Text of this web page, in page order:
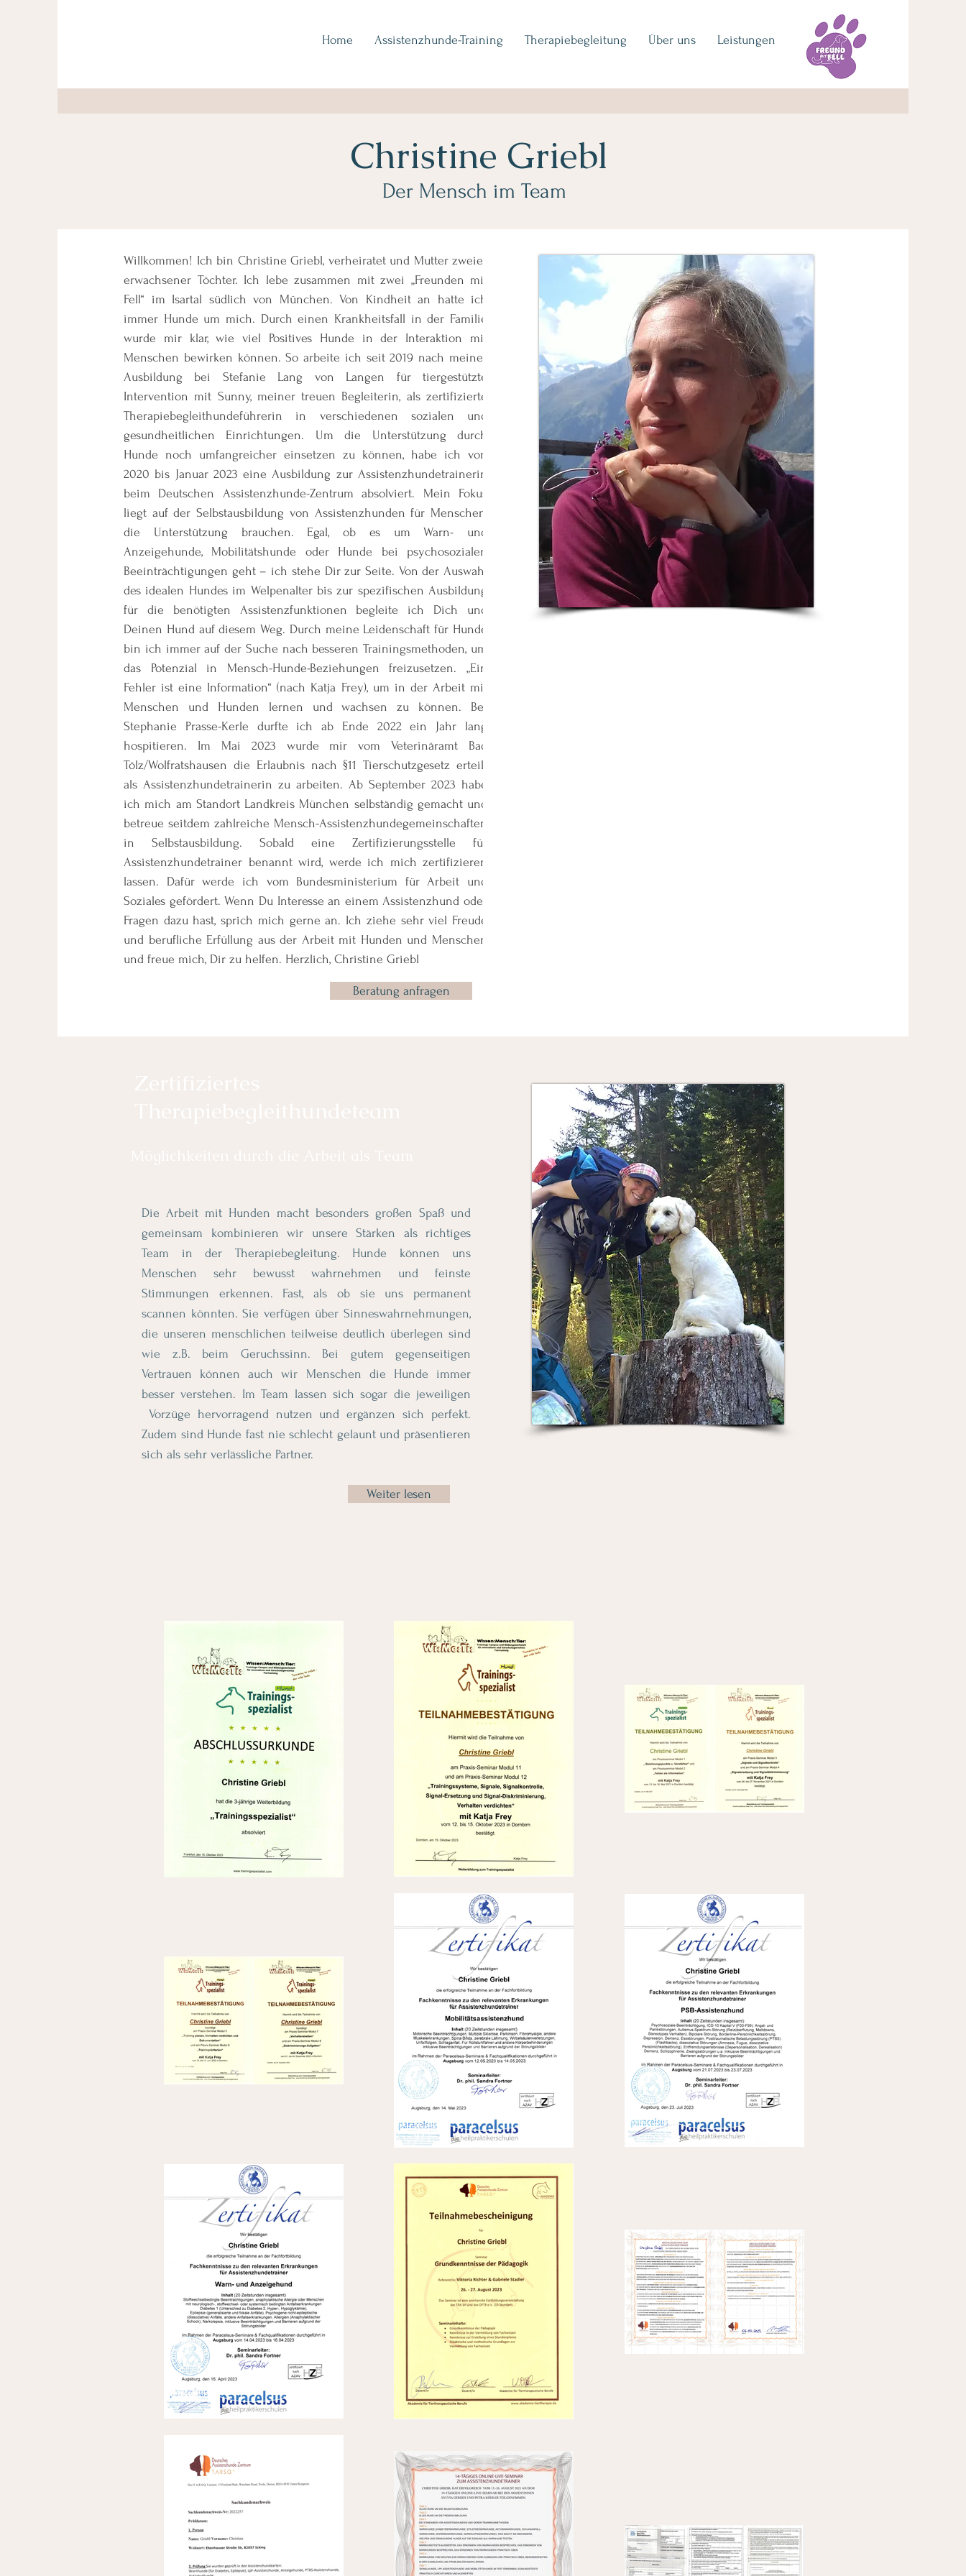
Home Assistenzhunde-Training Therapiebegleitung Über uns Leistungen
Christine Griebl
Der Mensch im Team
Willkommen! Ich bin Christine Griebl, verheiratet und Mutter zweier
erwachsener Töchter. Ich lebe zusammen mit zwei „Freunden mit
Fell“ im Isartal südlich von München. Von Kindheit an hatte ich
immer Hunde um mich. Durch einen Krankheitsfall in der Familie
wurde mir klar, wie viel Positives Hunde in der Interaktion mit
Menschen bewirken können. So arbeite ich seit 2019 nach meiner
Ausbildung bei Stefanie Lang von Langen für tiergestützte
Intervention mit Sunny, meiner treuen Begleiterin, als zertifizierte
Therapiebegleithundeführerin in verschiedenen sozialen und
gesundheitlichen Einrichtungen. Um die Unterstützung durch
Hunde noch umfangreicher einsetzen zu können, habe ich von
2020 bis Januar 2023 eine Ausbildung zur Assistenzhundetrainerin
beim Deutschen Assistenzhunde-Zentrum absolviert. Mein Fokus
liegt auf der Selbstausbildung von Assistenzhunden für Menschen,
die Unterstützung brauchen. Egal, ob es um Warn- und
Anzeigehunde, Mobilitätshunde oder Hunde bei psychosozialen
Beeinträchtigungen geht – ich stehe Dir zur Seite. Von der Auswahl
des idealen Hundes im Welpenalter bis zur spezifischen Ausbildung
für die benötigten Assistenzfunktionen begleite ich Dich und
Deinen Hund auf diesem Weg. Durch meine Leidenschaft für Hunde
bin ich immer auf der Suche nach besseren Trainingsmethoden, um
das Potenzial in Mensch-Hunde-Beziehungen freizusetzen. „Ein
Fehler ist eine Information“ (nach Katja Frey), um in der Arbeit mit
Menschen und Hunden lernen und wachsen zu können. Bei
Stephanie Prasse-Kerle durfte ich ab Ende 2022 ein Jahr lang
hospitieren. Im Mai 2023 wurde mir vom Veterinäramt Bad
Tölz/Wolfratshausen die Erlaubnis nach §11 Tierschutzgesetz erteilt
als Assistenzhundetrainerin zu arbeiten. Ab September 2023 habe
ich mich am Standort Landkreis München selbständig gemacht und
betreue seitdem zahlreiche Mensch-Assistenzhundegemeinschaften
in Selbstausbildung. Sobald eine Zertifizierungsstelle für
Assistenzhundetrainer benannt wird, werde ich mich zertifizieren
lassen. Dafür werde ich vom Bundesministerium für Arbeit und
Soziales gefördert. Wenn Du Interesse an einem Assistenzhund oder
Fragen dazu hast, sprich mich gerne an. Ich ziehe sehr viel Freude
und berufliche Erfüllung aus der Arbeit mit Hunden und Menschen
und freue mich, Dir zu helfen. Herzlich, Christine Griebl
Beratung anfragen
Die Arbeit mit Hunden macht besonders großen Spaß und
gemeinsam kombinieren wir unsere Stärken als richtiges
Team in der Therapiebegleitung. Hunde können uns
Menschen sehr bewusst wahrnehmen und feinste
Stimmungen erkennen. Fast, als ob sie uns permanent
scannen könnten. Sie verfügen über Sinneswahrnehmungen,
die unseren menschlichen teilweise deutlich überlegen sind
wie z.B. beim Geruchssinn. Bei gutem gegenseitigen
Vertrauen können auch wir Menschen die Hunde immer
besser verstehen. Im Team lassen sich sogar die jeweiligen
Vorzüge hervorragend nutzen und ergänzen sich perfekt.
Zudem sind Hunde fast nie schlecht gelaunt und präsentieren
sich als sehr verlässliche Partner.
Weiter lesen